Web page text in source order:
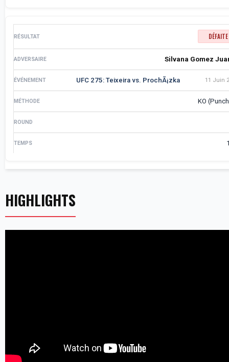
DÉFAITE
Silvana Gomez
UFC 275: Teixeira vs. ProchÃ¡zka 11 Juin
KO
HIGHLIGHTS